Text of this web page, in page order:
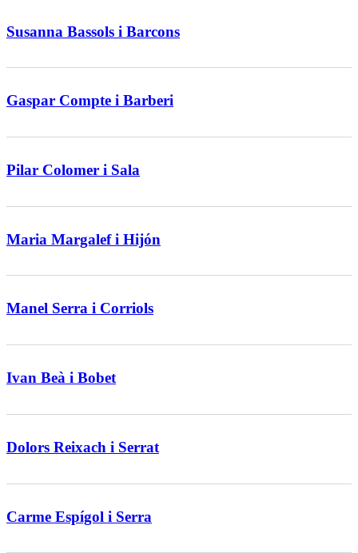
Susanna Bassols i Barcons
Gaspar Compte i Barberi
Pilar Colomer i Sala
Maria Margalef i Hijón
Manel Serra i Corriols
Ivan Beà i Bobet
Dolors Reixach i Serrat
Carme Espígol i Serra